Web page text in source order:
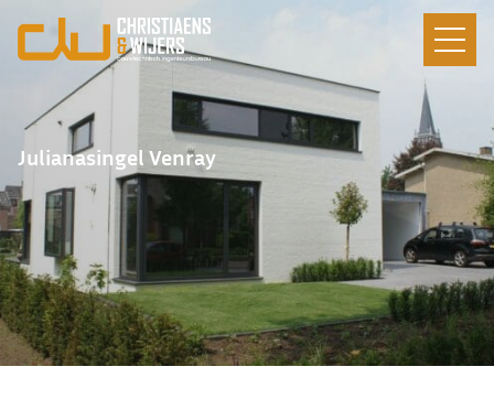
Julianasingel Venray